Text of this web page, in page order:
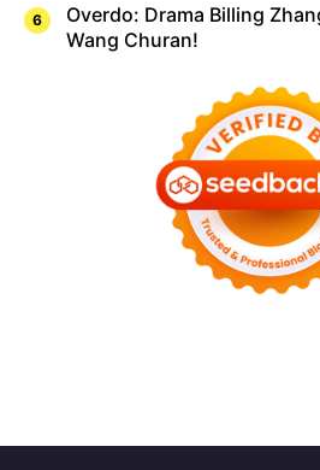
Overdo: Drama Billing
Wang Churan!